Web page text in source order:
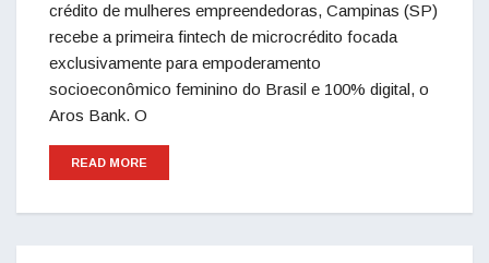
crédito de mulheres empreendedoras, Campinas (SP)
recebe a primeira fintech de microcrédito focada
exclusivamente para empoderamento
socioeconômico feminino do Brasil e 100% digital, o
Aros Bank. O
READ MORE